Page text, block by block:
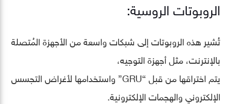
الروبوتات الروسية:
تُشير هذه الروبوتات إلى شبكات واسعة من الأجهزة المُتصلة
بالإنترنت، مثل أجهزة التوجيه،
يتم اختراقها من قبل “GRU” واستخدامها لأغراض التجسس
الإلكتروني والهجمات الإلكترونية.